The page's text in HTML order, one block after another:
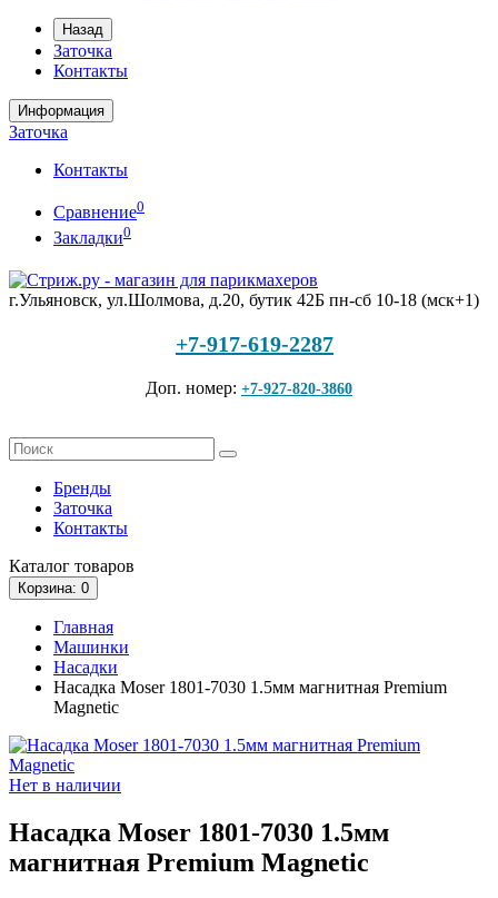
Назад
Заточка
Контакты
Информация
Заточка
Контакты
Сравнение0
Закладки0
г.Ульяновск, ул.Шолмова, д.20, бутик 42Б пн-сб 10-18 (мск+1)
+7-917-619-2287
Доп. номер: +7-927-820-3860
Бренды
Заточка
Контакты
Каталог товаров
Корзина: 0
Главная
Машинки
Насадки
Насадка Moser 1801-7030 1.5мм магнитная Premium
Magnetic
Нет в наличии
Насадка Moser 1801-7030 1.5мм
магнитная Premium Magnetic